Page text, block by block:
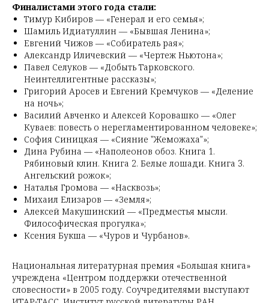
Финалистами этого года стали:
Тимур Кибиров — «Генерал и его семья»;
Шамиль Идиатуллин — «Бывшая Ленина»;
Евгений Чижов — «Собиратель рая»;
Александр Иличевский — «Чертеж Ньютона»;
Павел Селуков — «Добыть Тарковского.
Неинтеллигентные рассказы»;
Григорий Аросев и Евгений Кремчуков — «Деление
на ночь»;
Василий Авченко и Алексей Коровашко — «Олег
Куваев: повесть о нерегламентированном человеке»;
София Синицкая — «Сияние "Жеможаха"»;
Дина Рубина — «Наполеонов обоз. Книга 1.
Рябиновый клин. Книга 2. Белые лошади. Книга 3.
Ангельский рожок»;
Наталья Громова — «Насквозь»;
Михаил Елизаров — «Земля»;
Алексей Макушинский — «Предместья мысли.
Философическая прогулка»;
Ксения Букша — «Чуров и Чурбанов».
Национальная литературная премия «Большая книга»
учреждена «Центром поддержки отечественной
словесности» в 2005 году. Соучредителями выступают